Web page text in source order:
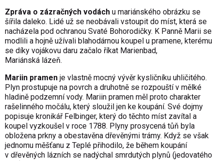
Zpráva o zázračných vodách u mariánského obrázku se
šířila daleko. Lidé už se neobávali vstoupit do míst, která se
nacházela pod ochranou Svaté Bohorodičky. K Panně Marii se
modlili a hojně užívali blahodárnou koupel u pramene, kterému
se díky vojákovu daru začalo říkat Marienbad,
Mariánská lázeň.
Mariin pramen je vlastně mocný vývěr kysličníku uhličitého.
Plyn prostupuje na povrch a druhotně se rozpouští v mělké
hladině podzemní vody. Mariin pramen měl proto charakter
rašelinného močálu, který sloužil jen ke koupání. Své dojmy
popisuje kronikář Felbinger, který do těchto míst zavítal a
koupel vyzkoušel v roce 1788. Plyny prosycená tůň byla
obložena prkny a obestavěna dřevěnými trámy. Když se však
jednomu měšťanu z Teplé přihodilo, že během koupání
v dřevěných lázních se nadýchal smrdutých plynů (jedovatého